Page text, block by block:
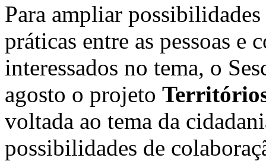
Para ampliar
práticas entre as pessoas e
interessados no tema, o
agosto o projeto
voltada ao tema da
possibilidades de